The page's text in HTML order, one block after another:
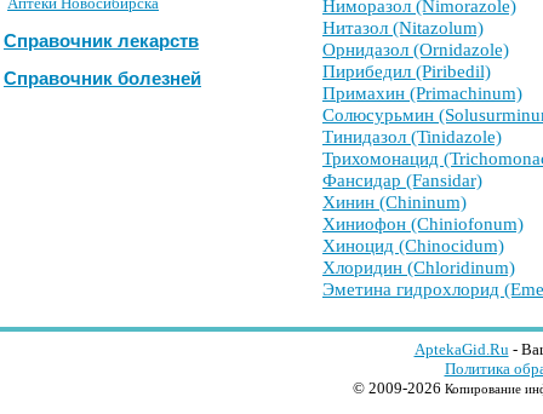
Справочник лекарств
Справочник болезней
Ниморазол (Nimorazole)
Нитазол (Nitazolum)
Орнидазол (Ornidazole)
Пирибедил (Piribedil)
Примахин (Primachinum)
Солюсурьмин
Тинидазол (Tinidazole)
Трихомонацид
Фансидар (Fansidar)
Хинин (Chininum)
Хиниофон (Chiniofonum)
Хиноцид (Chinocidum)
Хлоридин (Chloridinum)
Эметина гидрохлорид
AptekaGid.Ru-
Политика
© 2009-2026 Копирование